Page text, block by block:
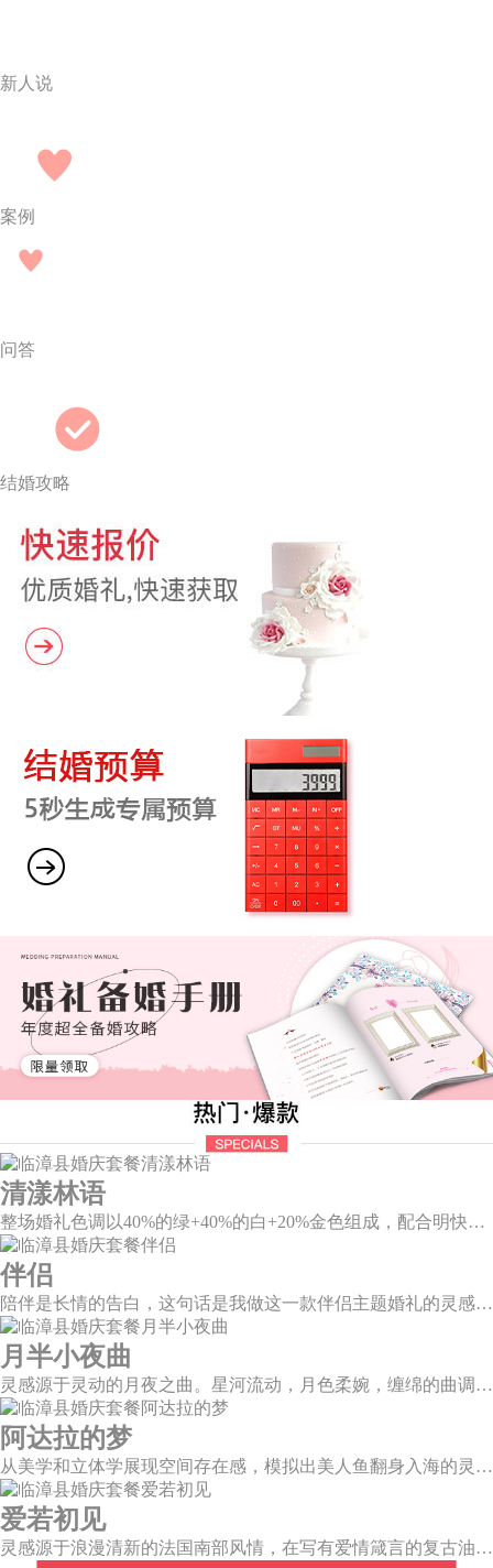
新人说
案例
问答
结婚攻略
清漾林语
整场婚礼色调以40%的绿+40%的白+20%金色组成，配合明快的色调流露出生机盎然，既维持极简线条设计感，又巧妙把握住视觉情绪。
伴侣
陪伴是长情的告白，这句话是我做这一款伴侣主题婚礼的灵感。今年大热的珊瑚橙带来了一如陪伴的温暖和细腻，半圆为载体的发光情侣头像深情对望，一起组成完整的圆环，一如初见时的美好，又似陪伴一生的美满。
月半小夜曲
灵感源于灵动的月夜之曲。星河流动，月色柔婉，缠绵的曲调自花叶间隐隐传来，撩人心弦。
阿达拉的梦
从美学和立体学展现空间存在感，模拟出美人鱼翻身入海的灵动意韵，将视觉效果铺延至海平面，既交织出柔和梦幻质感，又如浪花般波光伏动，熠熠闪耀。
爱若初见
灵感源于浪漫清新的法国南部风情，在写有爱情箴言的复古油画卷轴前，互诉诺言，相守一生。